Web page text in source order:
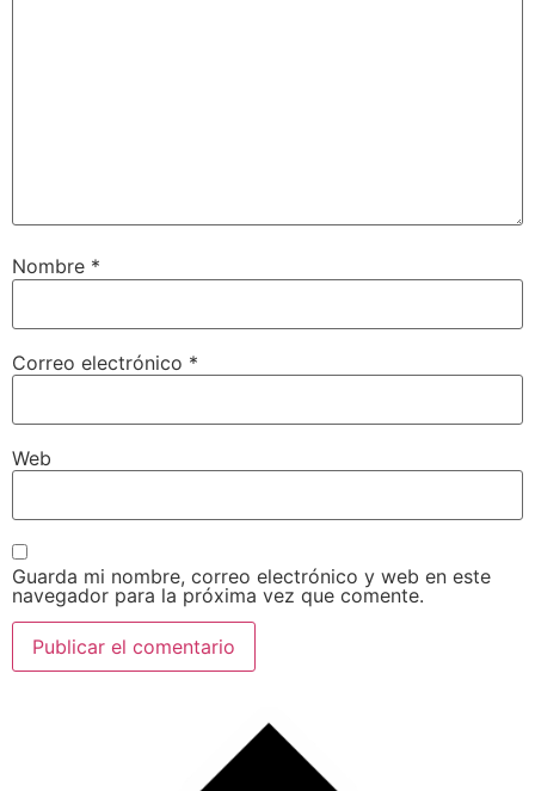
Nombre *
Correo electrónico *
Web
Guarda mi nombre, correo electrónico y web en este
navegador para la próxima vez que comente.